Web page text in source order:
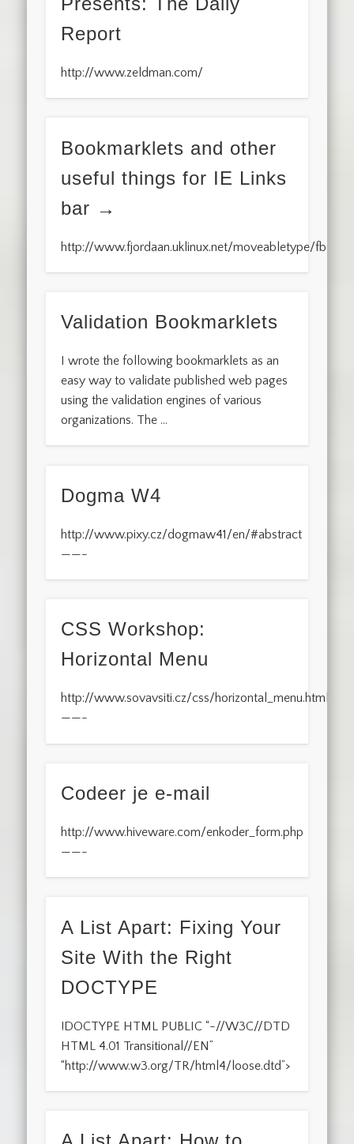
Report
http://www.zeldman.com/
Bookmarklets and other
useful things for IE Links
bar
http://www.fjordaan.uklinux.net/moveabletype/
Validation Bookmarklets
I wrote the following bookmarklets as an
easy way to validate published web pages
using the validation engines of various
organizations. The …
Dogma W4
http://www.pixy.cz/dogmaw41/en/#abstract
——-
CSS Workshop:
Horizontal Menu
http://www.sovavsiti.cz/css/horizontal_menu.html
——-
Codeer je e-mail
http://www.hiveware.com/enkoder_form.php
——-
A List Apart: Fixing Your
Site With the Right
DOCTYPE
!DOCTYPE HTML PUBLIC “-//W3C//DTD
HTML 4.01 Transitional//EN”
“http://www.w3.org/TR/html4/loose.dtd”>